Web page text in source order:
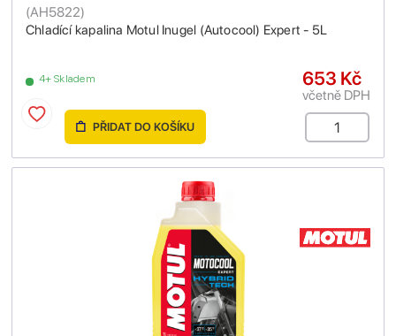
Chladící kapalina Motul Inugel (Autocool) Expert - 5L
(AH5822)
4+ Skladem 653 Kč
včetně DPH
PŘIDAT DO KOŠÍKU